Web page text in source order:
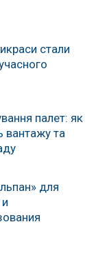
стали
палет: як
вантажу та
для